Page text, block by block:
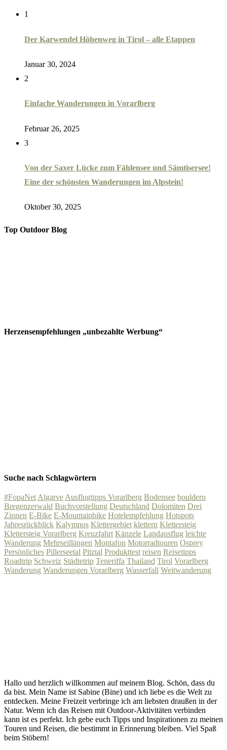
1
Der Karwendel Höhenweg in Tirol – alle Etappen
Januar 30, 2024
2
Einfache Wanderungen in Vorarlberg
Februar 26, 2025
3
Von der Saxer Lücke zum Fählensee und Sämtisersee!
Eine der schönsten Wanderungen im Alpstein!
Oktober 30, 2025
Top Outdoor Blog
Herzensempfehlungen „unbezahlte Werbung“
Suche nach Schlagwörtern
#FopaNet Algarve Ausflugtipps Vorarlberg Bodensee bouldern
Bregenzerwald Buchvorstellung Deutschland Dolomiten Drei
Zinnen E-Bike E-Mountainbike Hotelempfehlung Hotspots
Jahresrückblick Kalymnos Klettergebiet klettern Klettersteig
Klettersteig Vorarlberg Kreuzfahrt Känzele Landausflug leichte
Wanderung Mehrseillängen Montafon Motorradtouren Osprey
Persönliches Pillerseetal Pitztal Produkttest reisen Reisetipps
Roadtrip Schweiz Städtetrip Teneriffa Thailand Tirol Vorarlberg
Wanderung Wanderungen Vorarlberg Wasserfall Weitwanderung
Hallo und herzlich willkommen auf meinem Blog. Schön, dass du
da bist. Mein Name ist Sabine (Bine) und ich liebe es die Welt zu
entdecken. Meine Freizeit verbringe ich am liebsten draußen in der
Natur. Wenn ich das Reisen mit Outdoor-Aktivitäten verbinden
kann ist es perfekt. Ich gebe euch Tipps und Inspirationen zu meinen
Touren und Reisen, die bestimmt in Erinnerung bleiben. Viel Spaß
beim Stöbern!